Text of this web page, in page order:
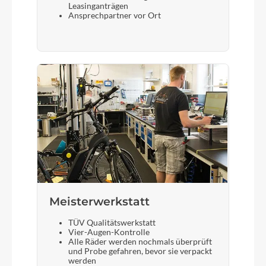
Leasinganträgen
Ansprechpartner vor Ort
Meisterwerkstatt
TÜV Qualitätswerkstatt
Vier-Augen-Kontrolle
Alle Räder werden nochmals überprüft
und Probe gefahren, bevor sie verpackt
werden